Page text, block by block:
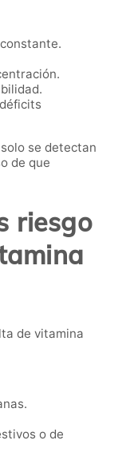
se detectan
de que
riesgo
de vitamina
o de